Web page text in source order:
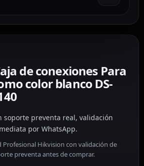
de conexiones Para
color blanco DS-
soporte preventa real, validación
por WhatsApp.
Profesional Hikvision con validación de
preventa antes de comprar.